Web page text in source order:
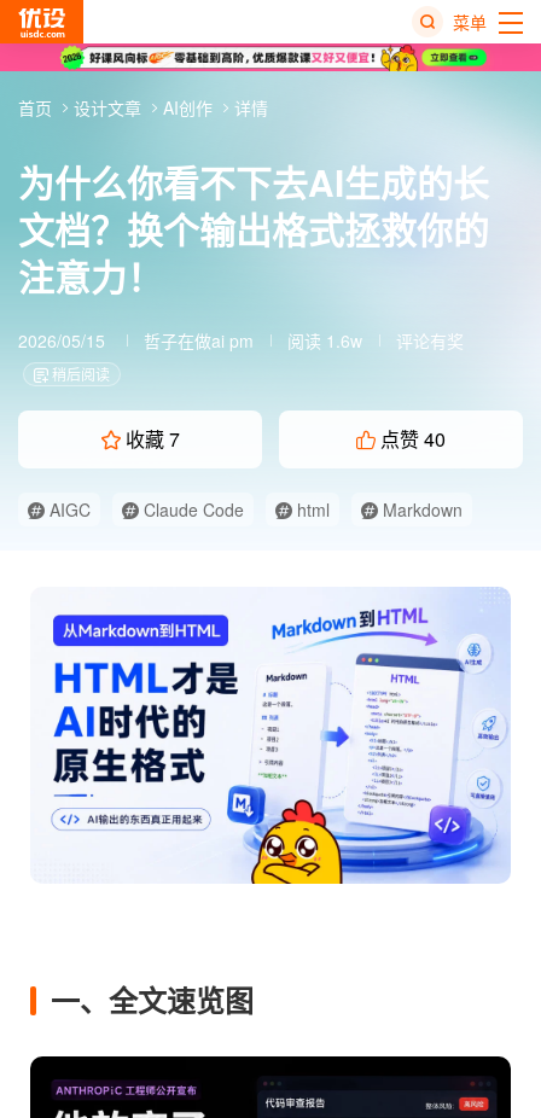
菜单
为什么你看不下去AI生成的长
文档？换个输出格式拯救你的
注意力！
2026/05/15 哲子在做ai pm 阅读 1.6w 评论有奖
稍后阅读
收藏7 点赞40
AIGC Claude Code html Markdown
首页 设计文章 AI创作 详情
一、全文速览图